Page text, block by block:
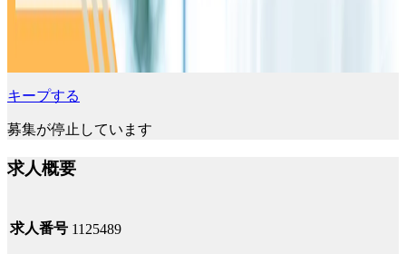
キープする
募集が停止しています
求人概要
求人番号 1125489